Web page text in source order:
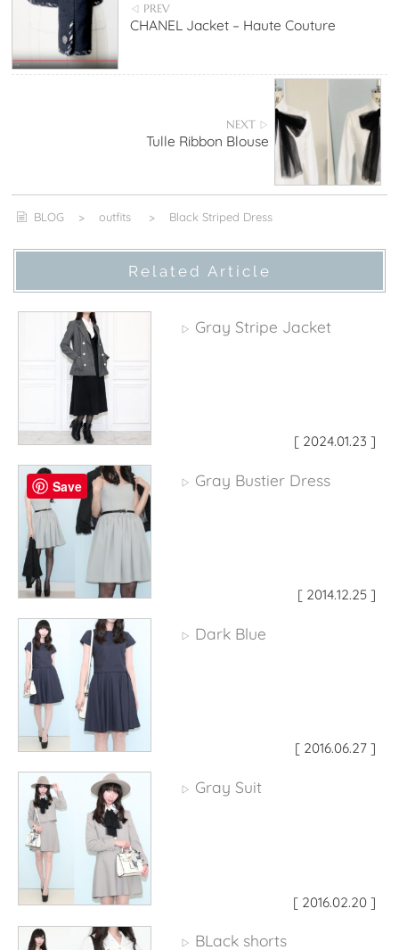
◁ PREV
CHANEL Jacket – Haute Couture
NEXT ▷
Tulle Ribbon Blouse
BLOG > outfits > Black Striped Dress
Related Article
▷ Gray Stripe Jacket
[ 2024.01.23 ]
▷ Gray Bustier Dress
[ 2014.12.25 ]
▷ Dark Blue
[ 2016.06.27 ]
▷ Gray Suit
[ 2016.02.20 ]
▷ BLack shorts
Save